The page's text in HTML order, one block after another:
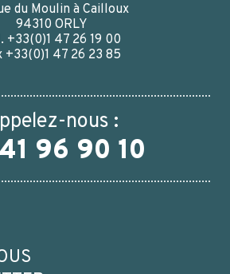
du Moulin à Cailloux
94310 ORLY
+33(0)1 47 26 19 00
+33(0)1 47 26 23 85
nous :
96 90 10